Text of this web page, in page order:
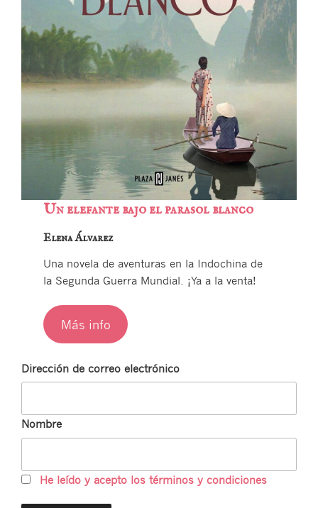
Un elefante bajo el parasol blanco
Elena Álvarez
Una novela de aventuras en la Indochina de
la Segunda Guerra Mundial. ¡Ya a la venta!
Más info
Dirección de correo electrónico
Nombre
He leído y acepto los términos y condiciones